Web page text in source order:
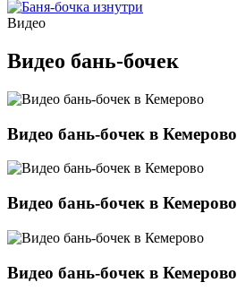
Видео
Видео бань-бочек
Видео бань-бочек в Кемерово
Видео бань-бочек в Кемерово
Видео бань-бочек в Кемерово